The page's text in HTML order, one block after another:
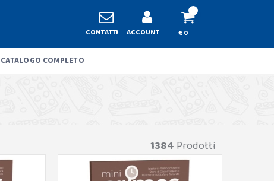
CONTATTI ACCOUNT € 0
CATALOGO COMPLETO
1384 Prodotti